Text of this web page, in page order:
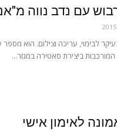
עם נדב נווה
לבימוי, עריכה וצילום. הוא
ביצירת סאטירה במגזר...
לאימון אישי